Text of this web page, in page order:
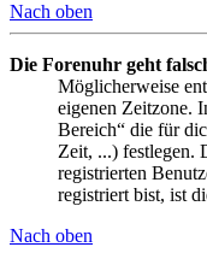
Nach oben
Die Forenuhr geht
Möglicherweise
eigenen Zeitzone.
Bereich“ die für
Zeit, ...) festlegen.
registrierten
registriert bist, ist
Nach oben